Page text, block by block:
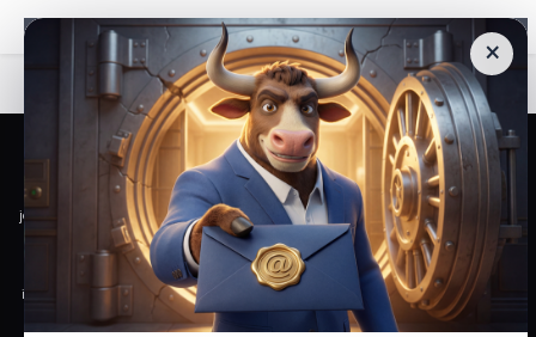
×
Veškeré informace a materiály zveřejněné na internetových stránkách
Burzovního Světa vycházejí z veřejně dostupných a důvěryhodných zdrojů. Při
jejich zpracování je postupováno s odbornou péčí a cílem poskytovat čtenářům
objektivní, aktuální a srozumitelné informace. Obsah internetových stránek
slouží výhradně k informačním a vzdělávacím účelům. Nepředstavuje
individuální investiční doporučení, investiční poradenství ani nabídku či výzvu
ke koupi nebo prodeji konkrétních finančních nástrojů. Veškeré názory, odhady,